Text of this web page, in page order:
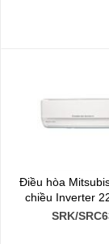
Điều hòa
chiều Inverter
SRK/